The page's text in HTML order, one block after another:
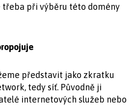
třeba při výběru této domény
představit jako zkratku
tedy síť. Původně ji
internetových služeb nebo